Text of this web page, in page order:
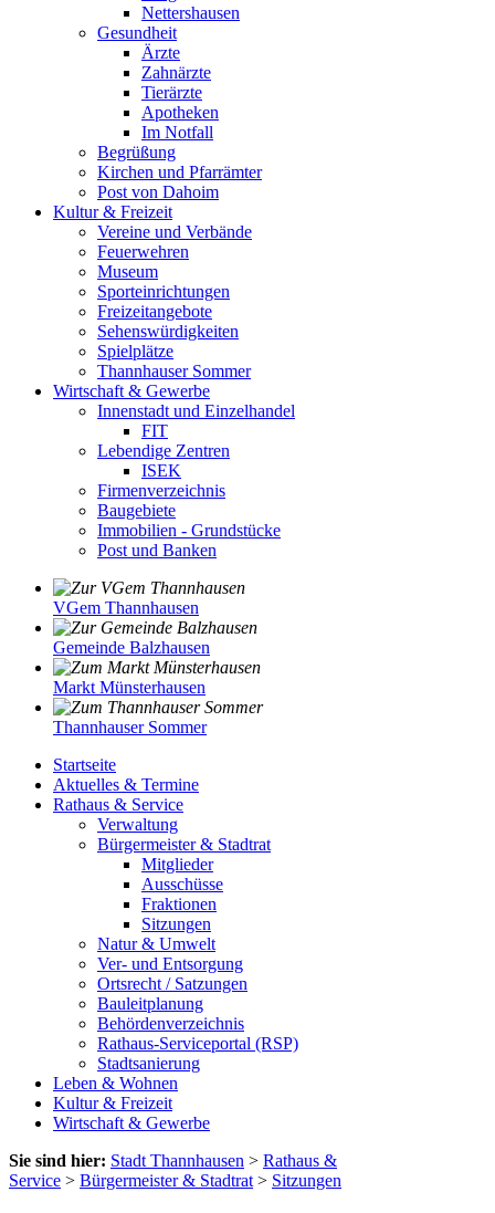
Nettershausen
Gesundheit
Ärzte
Zahnärzte
Tierärzte
Apotheken
Im Notfall
Begrüßung
Kirchen und Pfarrämter
Post von Dahoim
Kultur & Freizeit
Vereine und Verbände
Feuerwehren
Museum
Sporteinrichtungen
Freizeitangebote
Sehenswürdigkeiten
Spielplätze
Thannhauser Sommer
Wirtschaft & Gewerbe
Innenstadt und Einzelhandel
FIT
Lebendige Zentren
ISEK
Firmenverzeichnis
Baugebiete
Immobilien - Grundstücke
Post und Banken
VGem Thannhausen
Gemeinde Balzhausen
Markt Münsterhausen
Thannhauser Sommer
Startseite
Aktuelles & Termine
Rathaus & Service
Verwaltung
Bürgermeister & Stadtrat
Mitglieder
Ausschüsse
Fraktionen
Sitzungen
Natur & Umwelt
Ver- und Entsorgung
Ortsrecht / Satzungen
Bauleitplanung
Behördenverzeichnis
Rathaus-Serviceportal (RSP)
Stadtsanierung
Leben & Wohnen
Kultur & Freizeit
Wirtschaft & Gewerbe
Sie sind hier: Stadt Thannhausen > Rathaus &
Service > Bürgermeister & Stadtrat > Sitzungen